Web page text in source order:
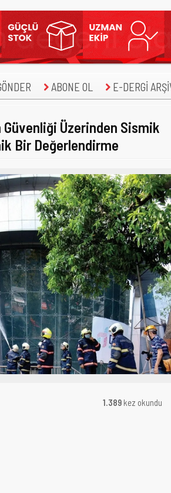
ABONE OL E-DERGİ
Güvenliği Üzerinden Sismik
Bir Değerlendirme
1.389 kez okundu